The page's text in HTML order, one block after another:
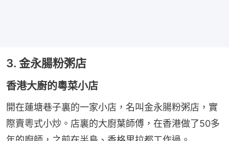
3. 金永腸粉粥店
香港大廚的粵菜小店
開在蓮塘巷子裏的一家小店，名叫金永腸粉粥店，實
際賣粵式小炒。店裏的大廚葉師傅，在香港做了50多